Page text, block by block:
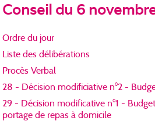
Conseil du 6
Ordre du jour
Liste des délibérations
Procès Verbal
28 - Décision modificiative n°2 -
29 - Décision modificative n°1 -
portage de repas à domicile